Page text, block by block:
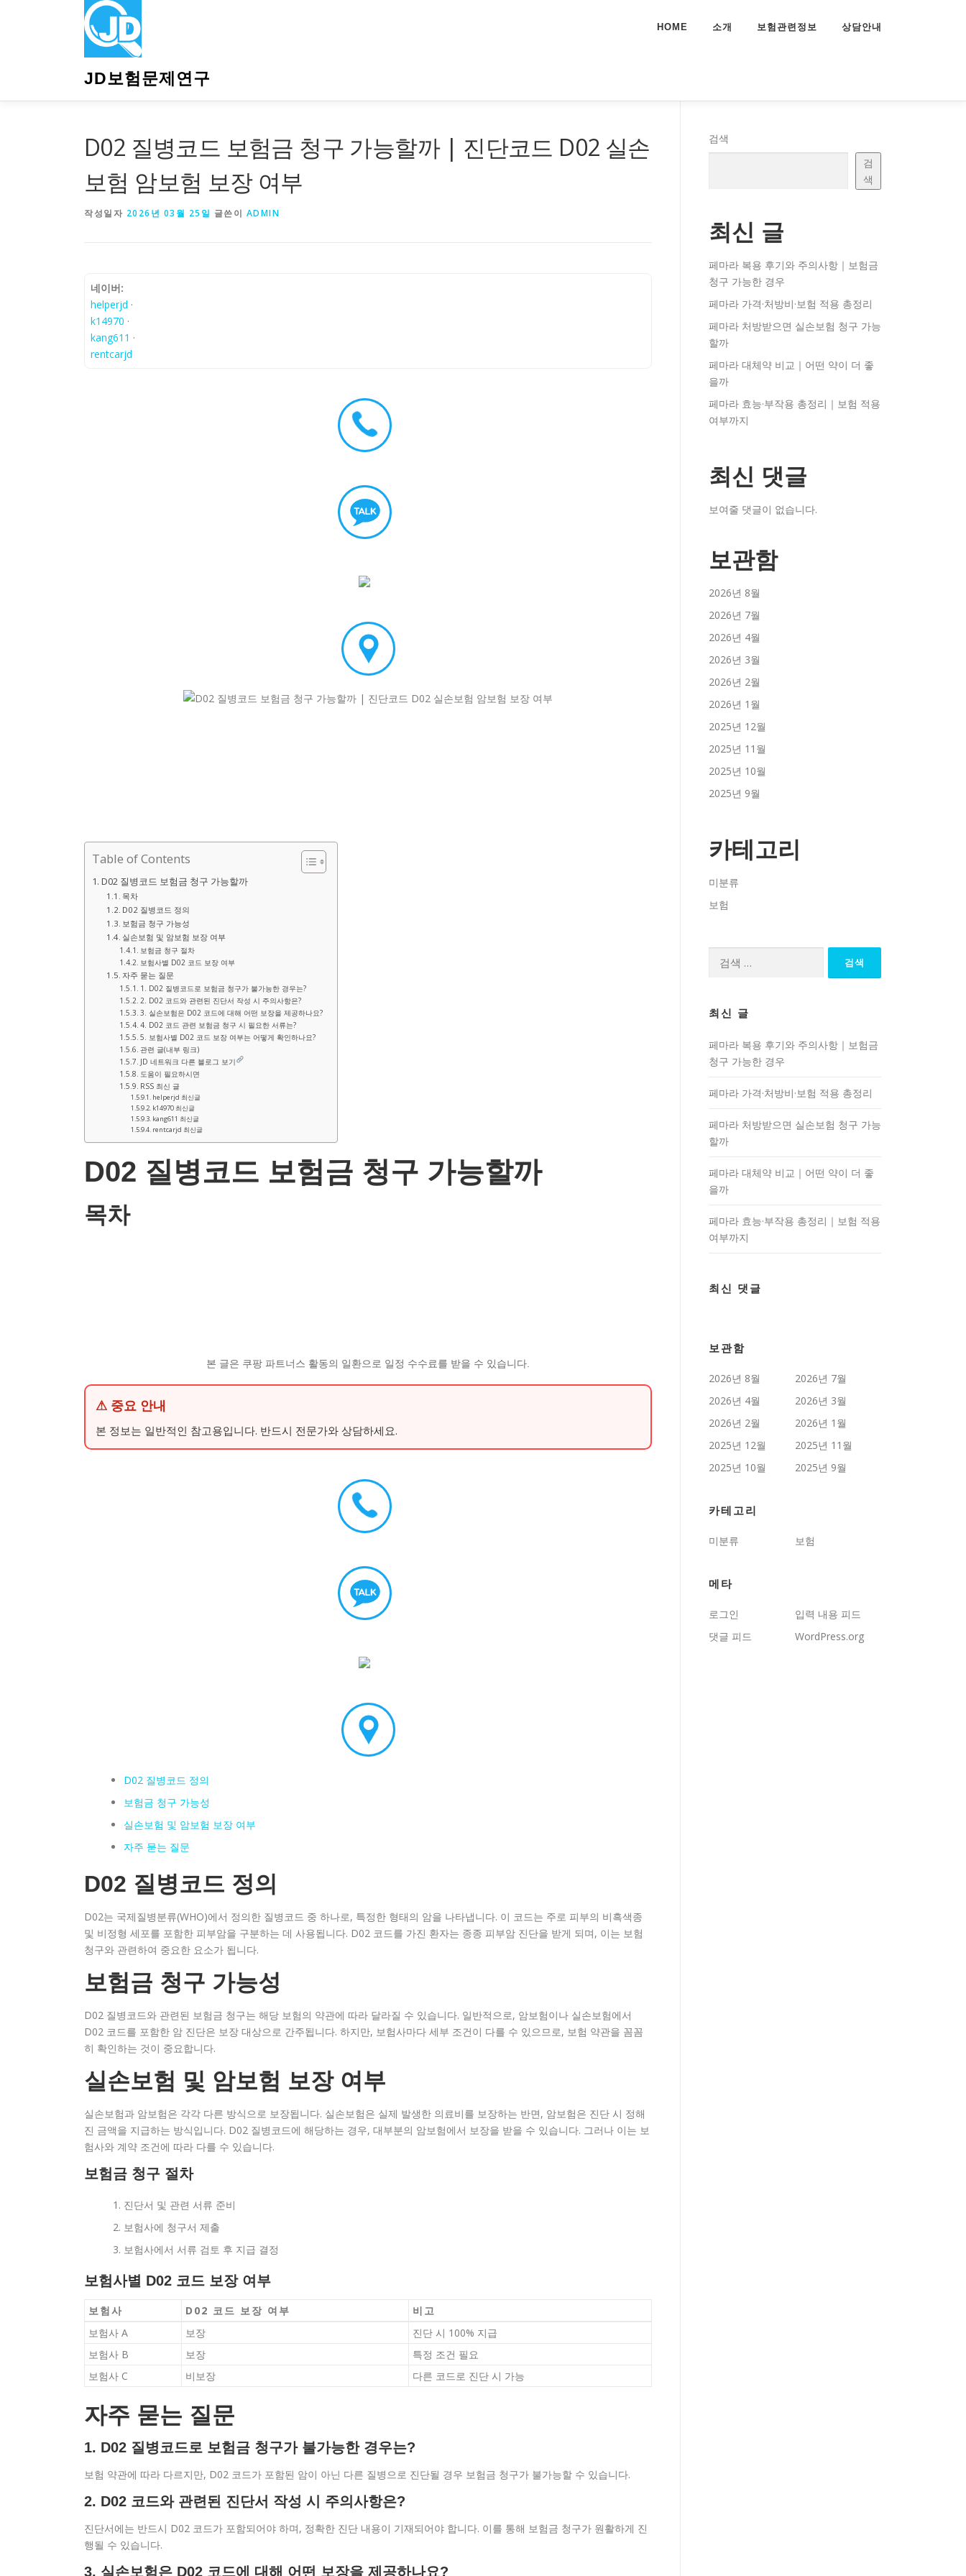
JD보험문제연구
HOME 소개 보험관련정보 상담안내
D02 질병코드 보험금 청구 가능할까 | 진단코드 D02 실손
보험 암보험 보장 여부
작성일자 2026년 03월 25일 글쓴이 ADMIN
네이버:
helperjd ·
k14970 ·
kang611 ·
rentcarjd
Table of Contents
D02 질병코드 보험금 청구 가능할까
목차
D02 질병코드 정의
보험금 청구 가능성
실손보험 및 암보험 보장 여부
보험금 청구 절차
보험사별 D02 코드 보장 여부
자주 묻는 질문
1. D02 질병코드로 보험금 청구가 불가능한 경우는?
2. D02 코드와 관련된 진단서 작성 시 주의사항은?
3. 실손보험은 D02 코드에 대해 어떤 보장을 제공하나요?
4. D02 코드 관련 보험금 청구 시 필요한 서류는?
5. 보험사별 D02 코드 보장 여부는 어떻게 확인하나요?
관련 글(내부 링크)
JD 네트워크 다른 블로그 보기
도움이 필요하시면
RSS 최신 글
helperjd 최신글
k14970 최신글
kang611 최신글
rentcarjd 최신글
D02 질병코드 보험금 청구 가능할까
목차
본 글은 쿠팡 파트너스 활동의 일환으로 일정 수수료를 받을 수 있습니다.
⚠ 중요 안내
본 정보는 일반적인 참고용입니다. 반드시 전문가와 상담하세요.
D02 질병코드 정의
보험금 청구 가능성
실손보험 및 암보험 보장 여부
자주 묻는 질문
D02 질병코드 정의
D02는 국제질병분류(WHO)에서 정의한 질병코드 중 하나로, 특정한 형태의 암을 나타냅니다. 이 코드는 주로 피부의 비흑색종
및 비정형 세포를 포함한 피부암을 구분하는 데 사용됩니다. D02 코드를 가진 환자는 종종 피부암 진단을 받게 되며, 이는 보험
청구와 관련하여 중요한 요소가 됩니다.
보험금 청구 가능성
D02 질병코드와 관련된 보험금 청구는 해당 보험의 약관에 따라 달라질 수 있습니다. 일반적으로, 암보험이나 실손보험에서
D02 코드를 포함한 암 진단은 보장 대상으로 간주됩니다. 하지만, 보험사마다 세부 조건이 다를 수 있으므로, 보험 약관을 꼼꼼
히 확인하는 것이 중요합니다.
실손보험 및 암보험 보장 여부
실손보험과 암보험은 각각 다른 방식으로 보장됩니다. 실손보험은 실제 발생한 의료비를 보장하는 반면, 암보험은 진단 시 정해
진 금액을 지급하는 방식입니다. D02 질병코드에 해당하는 경우, 대부분의 암보험에서 보장을 받을 수 있습니다. 그러나 이는 보
험사와 계약 조건에 따라 다를 수 있습니다.
보험금 청구 절차
진단서 및 관련 서류 준비
보험사에 청구서 제출
보험사에서 서류 검토 후 지급 결정
보험사별 D02 코드 보장 여부
보험사 D02 코드 보장 여부
비고
보험사 A
보장
진단 시 100% 지급
보험사 B
보장
특정 조건 필요
보험사 C
비보장 다른 코드로 진단 시 가능
자주 묻는 질문
1. D02 질병코드로 보험금 청구가 불가능한 경우는?
보험 약관에 따라 다르지만, D02 코드가 포함된 암이 아닌 다른 질병으로 진단될 경우 보험금 청구가 불가능할 수 있습니다.
2. D02 코드와 관련된 진단서 작성 시 주의사항은?
진단서에는 반드시 D02 코드가 포함되어야 하며, 정확한 진단 내용이 기재되어야 합니다. 이를 통해 보험금 청구가 원활하게 진
행될 수 있습니다.
3. 실손보험은 D02 코드에 대해 어떤 보장을 제공하나요?
검색
검
색
최신 글
페마라 복용 후기와 주의사항｜보험금
청구 가능한 경우
페마라 가격·처방비·보험 적용 총정리
페마라 처방받으면 실손보험 청구 가능
할까
페마라 대체약 비교｜어떤 약이 더 좋
을까
페마라 효능·부작용 총정리｜보험 적용
여부까지
최신 댓글
보여줄 댓글이 없습니다.
보관함
2026년 8월
2026년 7월
2026년 4월
2026년 3월
2026년 2월
2026년 1월
2025년 12월
2025년 11월
2025년 10월
2025년 9월
카테고리
미분류
보험
최신 글
페마라 복용 후기와 주의사항｜보험금
청구 가능한 경우
페마라 가격·처방비·보험 적용 총정리
페마라 처방받으면 실손보험 청구 가능
할까
페마라 대체약 비교｜어떤 약이 더 좋
을까
페마라 효능·부작용 총정리｜보험 적용
여부까지
최신 댓글
보관함
2026년 8월
2026년 7월
2026년 4월
2026년 3월
2026년 2월
2026년 1월
2025년 12월
2025년 11월
2025년 10월
2025년 9월
카테고리
미분류 보험
메타
로그인
입력 내용 피드
댓글 피드
WordPress.org